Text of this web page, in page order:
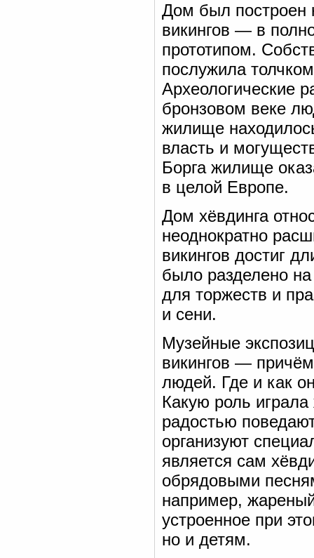
Дом был построен
викингов — в
прототипом.
послужила
Археологические
бронзовом веке
жилище
власть и
Борга жилище
в целой Европе.
Дом хёвдинга
неоднократно
викингов достиг
было разделено
для торжеств и
и сени.
Музейные
викингов —
людей. Где и как
Какую роль
радостью
организуют
является сам
обрядовыми
например,
устроенное при
но и детям.